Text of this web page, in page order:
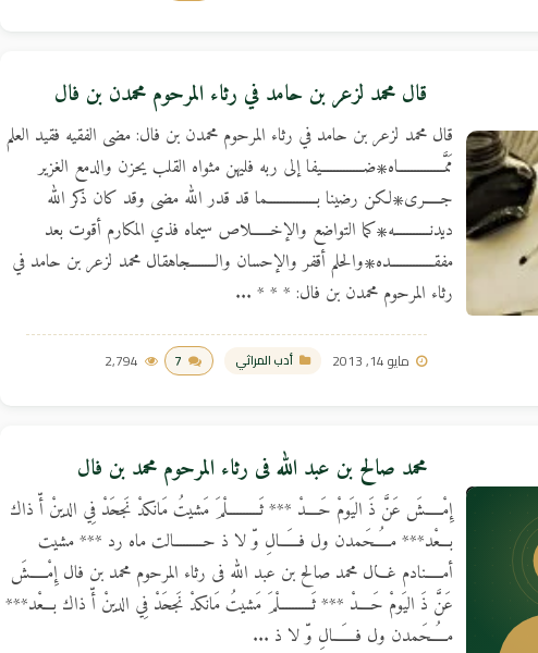
قال محمد لزعر بن حامد في رثاء المرحوم محمدن بن فال
مايو 14, 2013 أدب المراثي 7
2,794
قال محمد لزعر بن حامد في رثاء المرحوم محمدن بن فال: مضى الفقيه فقيد العلم
مَمَّــــــــــــــاه۞ضـــــــــــــيفا إلى ربه فليهن مثواه القلب يحزن والدمع الغزير
جـــــرى۞لكن رضينا بـــــــــــــــما قد قدر الله مضى وقد كان ذكر الله
ديدنـــــــــــه۞كما التواضع والإخــــــلاص سيماه فذي المكارم أقوت بعد
مفقـــــــــــــده۞والحلم أقفر والإحسان والــــــــجاهقال محمد لزعر بن حامد في
رثاء المرحوم محمدن بن فال: * * * ...
محمد صالح بن عبد الله فى رثاء المرحوم محمد بن فال
إِمْـــــشَ عَنَّ ذَ اليَومْ حَــــدْ *** ثَــــــــــلْمَ مَشيتُ مَانكدْ نَجحَدْ فِي الدينْ أّ ذاك
بـــعْد*** مـُــــحَمدن ول فـَـــــالِ وّ لا ذ حـــــــــالت ماه رد *** مشيت
أمـــــنادم غـــال محمد صالح بن عبد الله فى رثاء المرحوم محمد بن فال إِمْـــــشَ
عَنَّ ذَ اليَومْ حَــــدْ *** ثَــــــــــلْمَ مَشيتُ مَانكدْ نَجحَدْ فِي الدينْ أّ ذاك بـــعْد***
مـُــــحَمدن ول فـَــــــالِ وّ لا ذ ...